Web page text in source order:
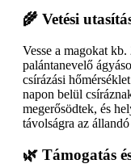
🌾 Vetési
Vesse a magokat
palántanevelő
csírázási
napon belül
megerősödtek, és
távolságra az
🌿 Támogatás